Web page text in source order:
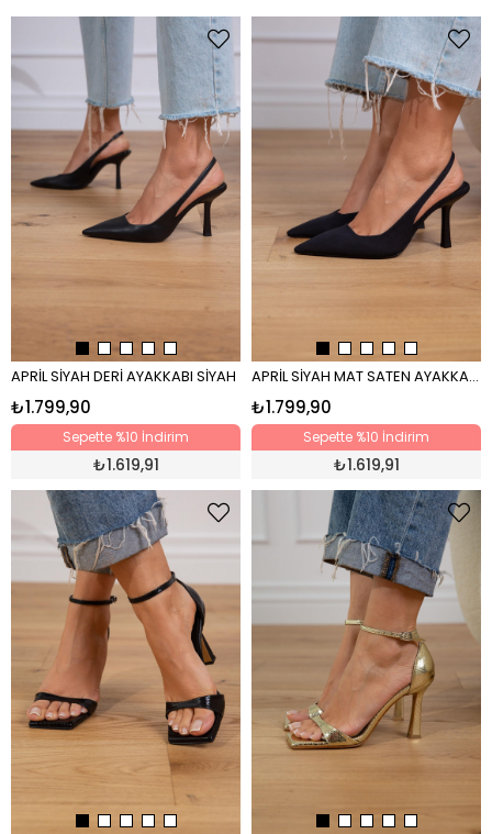
APRİL SİYAH DERİ AYAKKABI SİYAH
₺1.799,90
Sepette %10 İndirim
₺1.619,91
APRİL SİYAH MAT SATEN AYAKKABI SİYAH
₺1.799,90
Sepette %10 İndirim
₺1.619,91